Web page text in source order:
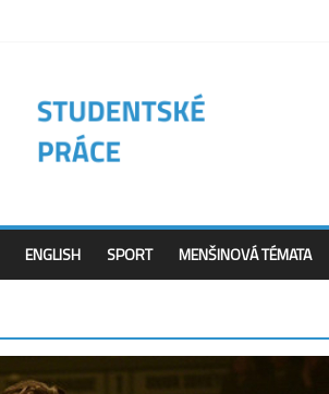
ENGLISH SPORT MENŠINOVÁ TÉMATA